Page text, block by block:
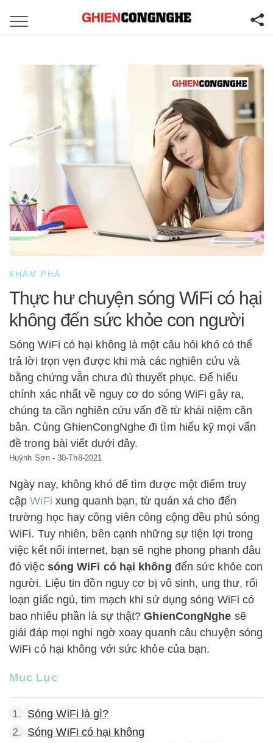
KHÁM PHÁ
Thực hư chuyện sóng WiFi có hại
không đến sức khỏe con người
Sóng WiFi có hại không là một câu hỏi khó có thể
trả lời trọn vẹn được khi mà các nghiên cứu và
bằng chứng vẫn chưa đủ thuyết phục. Để hiểu
chính xác nhất về nguy cơ do sóng WiFi gây ra,
chúng ta cần nghiên cứu vấn đề từ khái niệm căn
bản. Cùng GhienCongNghe đi tìm hiểu kỹ mọi vấn
đề trong bài viết dưới đây.
Huỳnh Sơn-30-Th8-2021
Ngày nay, không khó để tìm được một điểm truy
cậpWiFi xung quanh bạn, từ quán xá cho đến
trường học hay công viên công cộng đều phủ sóng
WiFi. Tuy nhiên, bên cạnh những sự tiện lợi trong
việc kết nối internet, bạn sẽ nghe phong phanh đâu
đó việc sóng WiFi có hại không đến sức khỏe con
người. Liệu tin đồn nguy cơ bị vô sinh, ung thư, rối
loạn giấc ngủ, tim mạch khi sử dụng sóng WiFi có
bao nhiêu phần là sự thật?GhienCongNghe sẽ
giải đáp mọi nghi ngờ xoay quanh câu chuyện sóng
WiFi có hại không với sức khỏe của bạn.
Mục Lục
1. Sóng WiFi là gì?
2. Sóng WiFi có hại không